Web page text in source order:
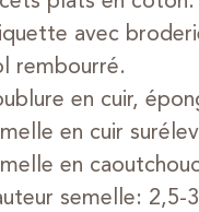
avec
rembourré.
en cuir,
en cuir
en
semelle: 2,5-